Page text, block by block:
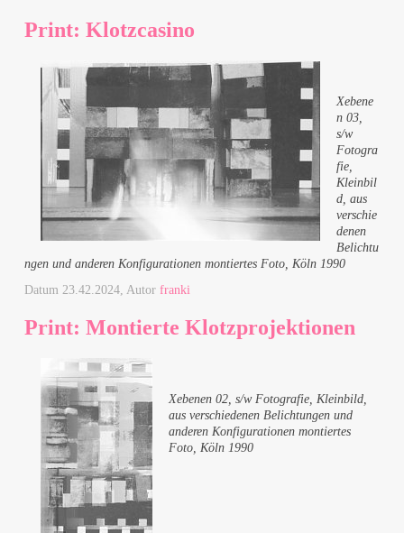
Print: Klotzcasino
Xebene
n 03,
s/w
Fotogra
fie,
Kleinbil
d, aus
verschie
denen
Belichtu
ngen und anderen Konfigurationen montiertes Foto, Köln 1990
Datum23.42.2024, Autorfranki
Print: Montierte Klotzprojektionen
Xebenen 02, s/w Fotografie, Kleinbild,
aus verschiedenen Belichtungen und
anderen Konfigurationen montiertes
Foto, Köln 1990